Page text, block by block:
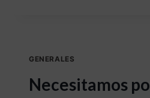
GENERALES
Necesitamos